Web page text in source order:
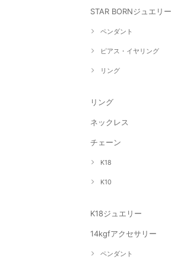
STAR BORNジュエリー
ペンダント
ピアス・イヤリング
リング
リング
ネックレス
チェーン
K18
K10
K18ジュエリー
14kgfアクセサリー
ペンダント